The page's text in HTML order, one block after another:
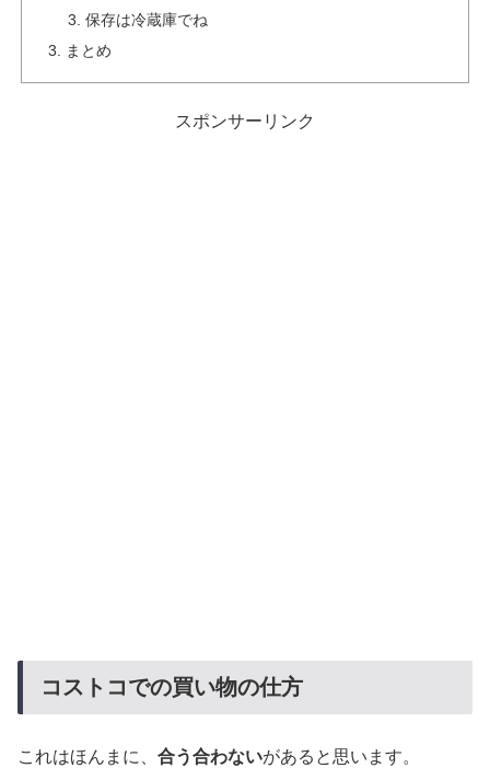
保存は冷蔵庫でね
まとめ
スポンサーリンク
コストコでの買い物の仕方
これはほんまに、 合う合わないがあると思います。